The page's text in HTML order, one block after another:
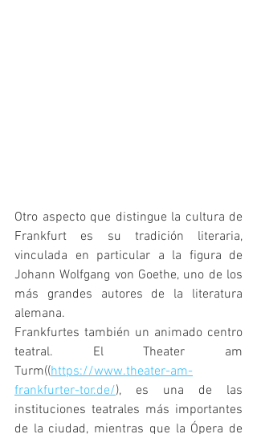
Otro aspecto que distingue la cultura de
Frankfurt es su tradición literaria,
vinculada en particular a la figura de
Johann Wolfgang von Goethe, uno de los
más grandes autores de la literatura
alemana.
Frankfurtes también un animado centro
teatral. El Theater am
Turm((https://www.theater-am-
frankfurter-tor.de/), es una de las
instituciones teatrales más importantes
de la ciudad, mientras que la Ópera de